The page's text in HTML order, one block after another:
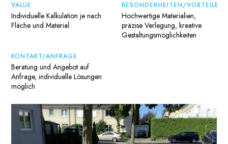
VALUE
Individuelle Kalkulation je nach
Fläche und Material
BESONDERHEITEN/VORTEILE
Hochwertige Materialien,
präzise Verlegung, kreative
Gestaltungsmöglichkeiten
KONTAKT/ANFRAGE
Beratung und Angebot auf
Anfrage, individuelle Lösungen
möglich